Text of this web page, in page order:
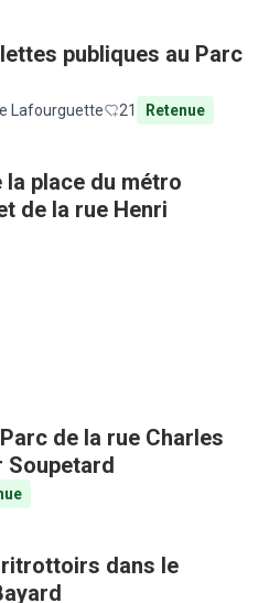
publiques au Parc
Lafourguette 21 Retenue
place du métro
de la rue Henri
de la rue Charles
Soupetard
dans le